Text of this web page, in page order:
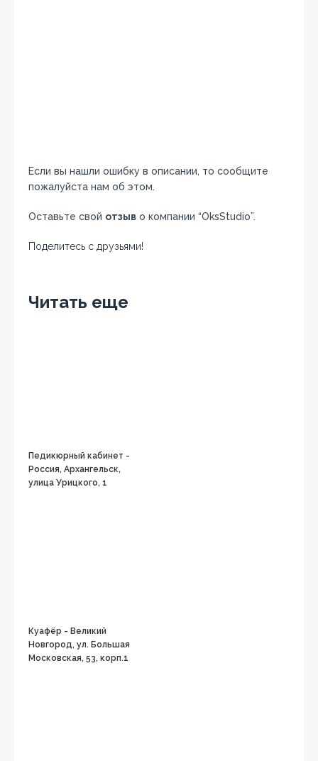
Если вы нашли ошибку в описании, то сообщите
пожалуйста нам об этом.
Оставьте свой отзыв о компании “OksStudio”.
Поделитесь с друзьями!
Читать еще
Педикюрный кабинет -
Россия, Архангельск,
улица Урицкого, 1
Куафёр - Великий
Новгород, ул. Большая
Московская, 53, корп.1